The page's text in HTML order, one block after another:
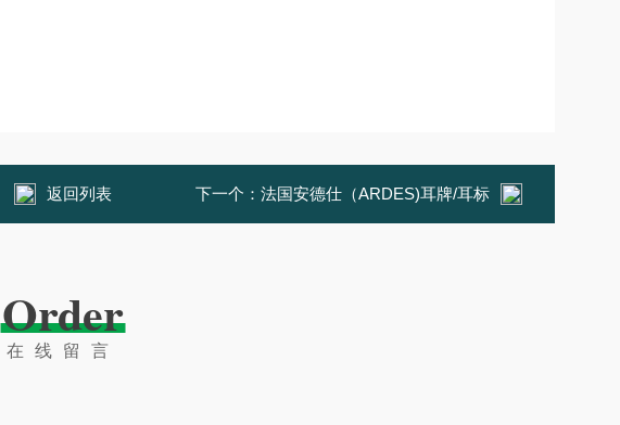
返回列表 下一个： 法国安德仕（ARDES)耳牌/耳标
Order
在线留言